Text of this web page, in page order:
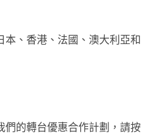
本、香港、法國、澳大利亞和
們的轉台優惠合作計劃，請按